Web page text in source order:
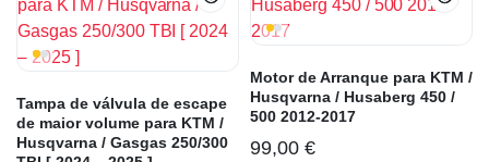
Tampa de válvula de escape
de maior volume para KTM /
Husqvarna / Gasgas 250/300
Motor de Arranque para KTM /
Husqvarna / Husaberg 450 /
500 2012-2017
99,00 €